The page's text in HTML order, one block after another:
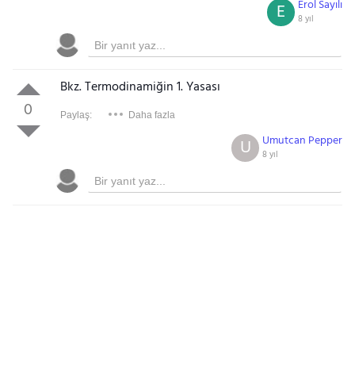
Erol Sayılı
8 yıl
E
0
Bkz. Termodinamiğin 1. Yasası
Paylaş: Daha fazla
Umutcan Pepper
8 yıl
U